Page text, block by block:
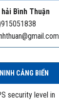
Bình Thuận
CẢNG BIỂN
security level in